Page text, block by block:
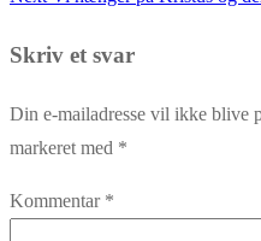
Skriv et svar
Din e-mailadresse vil ikke blive
markeret med *
Kommentar *